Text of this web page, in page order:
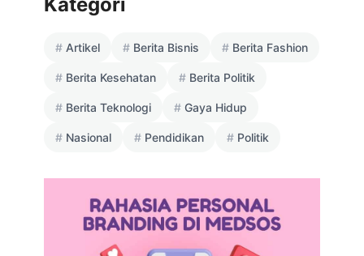
Artikel Berita Bisnis Berita Fashion
Berita Kesehatan Berita Politik
Berita Teknologi Gaya Hidup
Nasional Pendidikan Politik